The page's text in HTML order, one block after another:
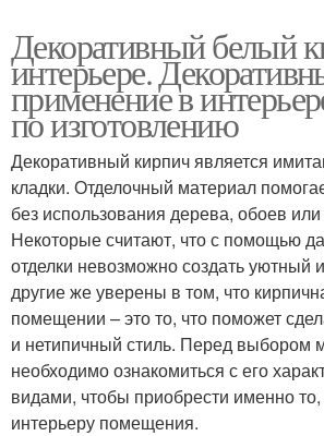
Декоративный белый
интерьере.
применение в
по изготовлению
Декоративный кирпич является
кладки. Отделочный материал
без использования дерева, обоев или
Некоторые считают, что с помощью
отделки невозможно создать уютный
другие же уверены в том, что
помещении – это то, что поможет
и нетипичный стиль. Перед выбором
необходимо ознакомиться с его
видами, чтобы приобрести именно то,
интерьеру помещения.